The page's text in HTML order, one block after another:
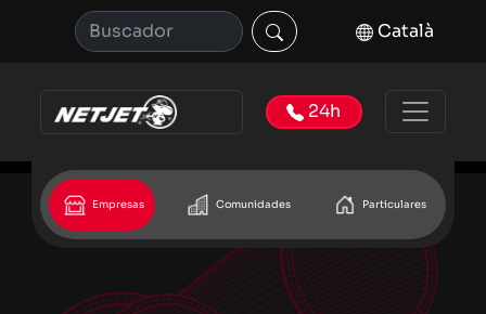
Català
24h
Empresas Comunidades Particulares